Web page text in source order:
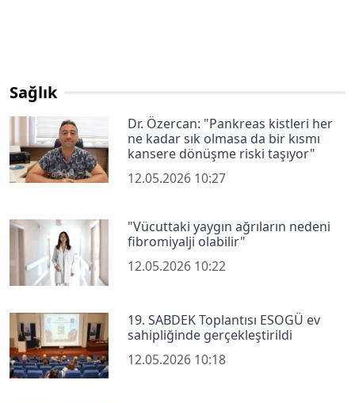
Sağlık
Dr. Özercan: "Pankreas kistleri her
ne kadar sık olmasa da bir kısmı
kansere dönüşme riski taşıyor"
12.05.2026 10:27
"Vücuttaki yaygın ağrıların nedeni
fibromiyalji olabilir"
12.05.2026 10:22
19. SABDEK Toplantısı ESOGÜ ev
sahipliğinde gerçekleştirildi
12.05.2026 10:18